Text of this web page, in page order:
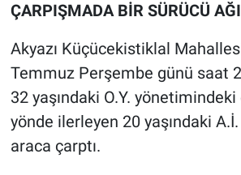
ÇARPIŞMADA BİR SÜRÜCÜ
Akyazı Küçücekistiklal
Temmuz Perşembe günü saat
32 yaşındaki O.Y.
yönde ilerleyen 20 yaşındaki
araca çarptı.